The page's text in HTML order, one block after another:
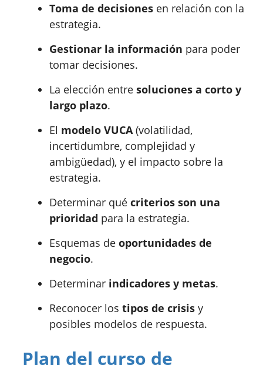
Toma de decisiones en relación con la
estrategia.
Gestionar la información para poder
tomar decisiones.
La elección entre soluciones a corto y
largo plazo.
El modelo VUCA (volatilidad,
incertidumbre, complejidad y
ambigüedad), y el impacto sobre la
estrategia.
Determinar qué criterios son una
prioridad para la estrategia.
Esquemas de oportunidades de
negocio.
Determinar indicadores y metas.
Reconocer los tipos de crisis y
posibles modelos de respuesta.
Plan del curso de